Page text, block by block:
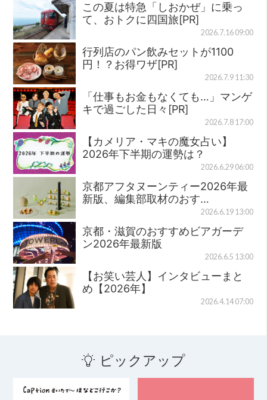
この夏は特急「しおかぜ」に乗っ
て、おトクに四国旅[PR]
2026.7.16 09:00
行列店のパン飲みセットが1100
円！？お得ワザ[PR]
2026.7.9 11:30
「仕事もお金もなくても…」マンゲ
キで過ごした日々[PR]
2026.7.8 17:00
【カメリア・マキの魔女占い】
2026年下半期の運勢は？
2026.6.29 06:00
京都アフタヌーンティー2026年最
新版、編集部取材のおす…
2026.6.19 13:00
京都・滋賀のおすすめビアガーデ
ン2026年最新版
2026.6.5 13:00
【お笑い芸人】インタビューまと
め【2026年】
2026.4.14 07:00
ピックアップ